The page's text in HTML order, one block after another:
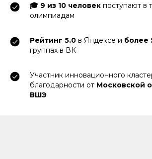
🎓 9 из 10 человек поступают в
олимпиадам
Рейтинг 5.0 в Яндексе и более
группах в ВК
Участник инновационного
благодарности от Московской
ВШЭ